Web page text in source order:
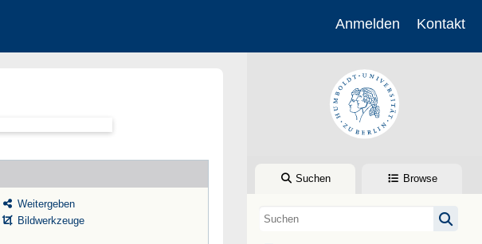
Anmelden Kontakt
Suchen Browse
Weitergeben
Bildwerkzeuge